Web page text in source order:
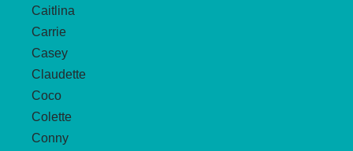
Caitlina
Carrie
Casey
Claudette
Coco
Colette
Conny